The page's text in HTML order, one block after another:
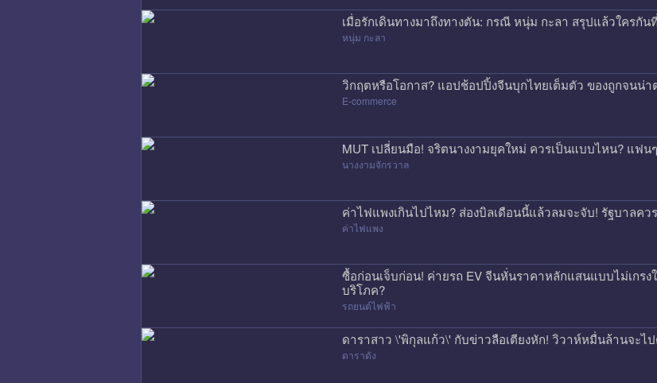
เมื่อรักเดินทางมาถึงทางตัน: กรณี หนุ่ม กะลา สรุปแล้วใครกัน
หนุ่ม กะลา
วิกฤตหรือโอกาส? แอปช้อปปิ้งจีนบุกไทยเต็มตัว ของถูกจนน่า
E-commerce
MUT เปลี่ยนมือ! จริตนางงามยุคใหม่ ควรเป็นแบบไหน? แฟน
นางงามจักรวาล
ค่าไฟแพงเกินไปไหม? ส่องบิลเดือนนี้แล้วลมจะจับ! รัฐบาลคว
ค่าไฟแพง
ซื้อก่อนเจ็บก่อน! ค่ายรถ EV จีนหั่นราคาหลักแสนแบบไม่เกรง
บริโภค?
รถยนต์ไฟฟ้า
ดาราสาว \'พิกุลแก้ว\' กับข่าวลือเตียงหัก! วิวาห์หมื่นล้านจะไ
ดาราดัง